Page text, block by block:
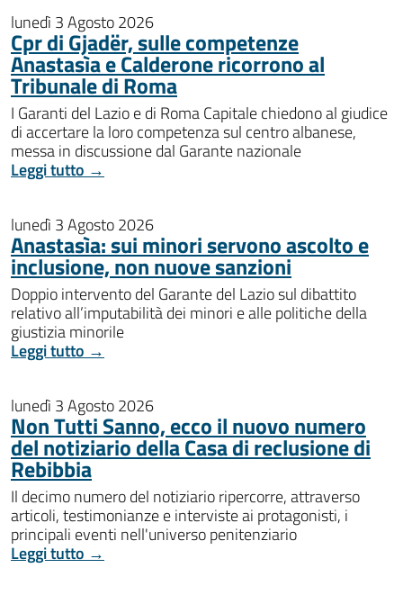
lunedì 3 Agosto 2026
Cpr di Gjadër, sulle competenze
Anastasìa e Calderone ricorrono al
Tribunale di Roma
I Garanti del Lazio e di Roma Capitale chiedono al giudice
di accertare la loro competenza sul centro albanese,
messa in discussione dal Garante nazionale
Leggi tutto →
lunedì 3 Agosto 2026
Anastasìa: sui minori servono ascolto e
inclusione, non nuove sanzioni
Doppio intervento del Garante del Lazio sul dibattito
relativo all’imputabilità dei minori e alle politiche della
giustizia minorile
Leggi tutto →
lunedì 3 Agosto 2026
Non Tutti Sanno, ecco il nuovo numero
del notiziario della Casa di reclusione di
Rebibbia
Il decimo numero del notiziario ripercorre, attraverso
articoli, testimonianze e interviste ai protagonisti, i
principali eventi nell'universo penitenziario
Leggi tutto →